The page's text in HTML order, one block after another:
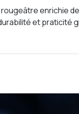
enrichie
et